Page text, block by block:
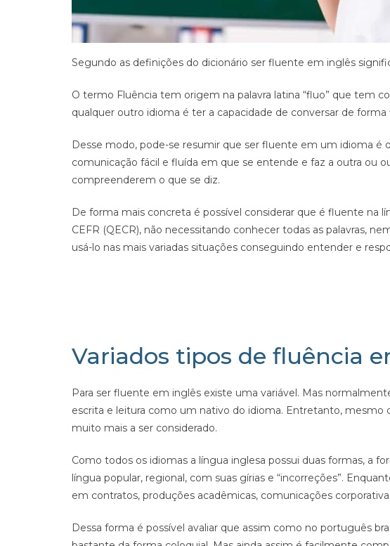
Segundo as definições do dicionário ser fluente em inglês
O termo Fluência tem origem na palavra latina “fluo” que tem
qualquer outro idioma é ter a capacidade de conversar de forma
Desse modo, pode-se resumir que ser fluente em um idioma é
comunicação fácil e fluída em que se entende e faz a outra ou
compreenderem o que se diz.
De forma mais concreta é possível considerar que é fluente na
CEFR (QECR), não necessitando conhecer todas as palavras,
usá-lo nas mais variadas situações conseguindo entender e
Variados tipos de fluência
Para ser fluente em inglês existe uma variável. Mas
escrita e leitura como um nativo do idioma. Entretanto, mesmo
muito mais a ser considerado.
Como todos os idiomas a língua inglesa possui duas formas, a
língua popular, regional, com suas gírias e “incorreções”.
em contratos, produções acadêmicas, comunicações
Dessa forma é possível avaliar que assim como no português